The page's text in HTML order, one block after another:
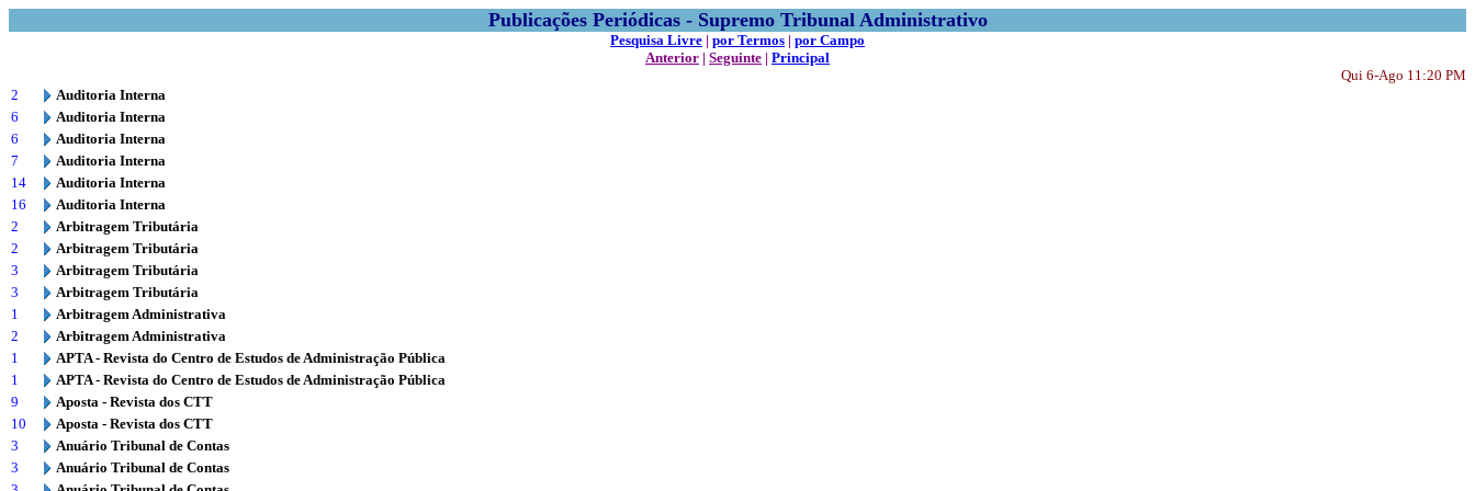
Publicações Periódicas - Supremo Tribunal Administrativo
Pesquisa Livre | por Termos | por Campo
Anterior | Seguinte | Principal
Qui 6-Ago 11:20 PM
2
Auditoria Interna
6
Auditoria Interna
6
Auditoria Interna
7
Auditoria Interna
14
Auditoria Interna
16
Auditoria Interna
2
Arbitragem Tributária
2
Arbitragem Tributária
3
Arbitragem Tributária
3
Arbitragem Tributária
1
Arbitragem Administrativa
2
Arbitragem Administrativa
1
APTA - Revista do Centro de Estudos de Administração Pública
1
APTA - Revista do Centro de Estudos de Administração Pública
9
Aposta - Revista dos CTT
10
Aposta - Revista dos CTT
3
Anuário Tribunal de Contas
3
Anuário Tribunal de Contas